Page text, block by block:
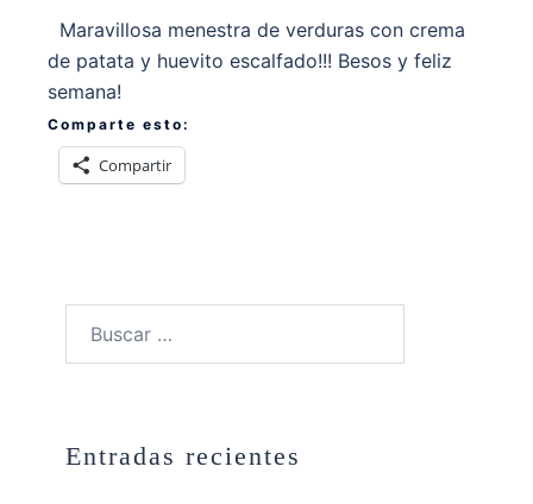
Maravillosa menestra de verduras con crema
de patata y huevito escalfado!!! Besos y feliz
semana!
Comparte esto:
Compartir
Entradas recientes